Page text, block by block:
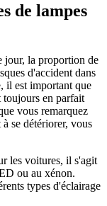
de lampes
jour, la proportion de
d'accident dans
il est important que
toujours en parfait
vous remarquez
se détériorer, vous
les voitures, il s'agit
ou au xénon.
types d'éclairage